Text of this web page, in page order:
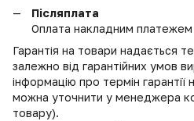
Післяплата
Оплата накладним платежем
Гарантія на товари надається
залежно від гарантійних умов
інформацію про термін
можна уточнити у менеджера
товару).